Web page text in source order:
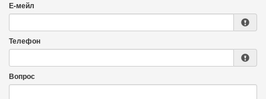
Е-мейл
Телефон
Вопрос